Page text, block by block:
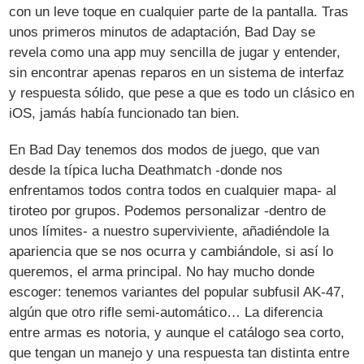
con un leve toque en cualquier parte de la pantalla. Tras
unos primeros minutos de adaptación, Bad Day se
revela como una app muy sencilla de jugar y entender,
sin encontrar apenas reparos en un sistema de interfaz
y respuesta sólido, que pese a que es todo un clásico en
iOS, jamás había funcionado tan bien.
En Bad Day tenemos dos modos de juego, que van
desde la típica lucha Deathmatch -donde nos
enfrentamos todos contra todos en cualquier mapa- al
tiroteo por grupos. Podemos personalizar -dentro de
unos límites- a nuestro superviviente, añadiéndole la
apariencia que se nos ocurra y cambiándole, si así lo
queremos, el arma principal. No hay mucho donde
escoger: tenemos variantes del popular subfusil AK-47,
algún que otro rifle semi-automático… La diferencia
entre armas es notoria, y aunque el catálogo sea corto,
que tengan un manejo y una respuesta tan distinta entre